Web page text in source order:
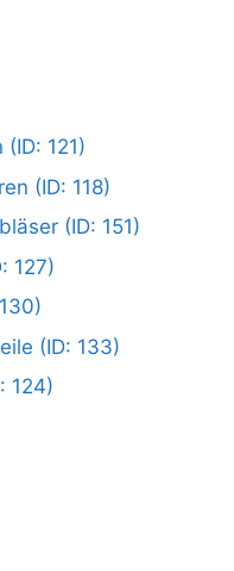
121)
(ID: 118)
(ID: 151)
127)
(ID: 133)
124)